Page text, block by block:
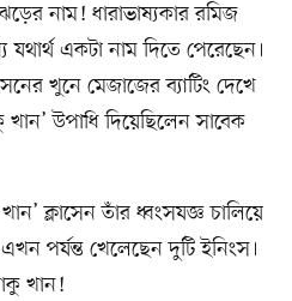
নাম! ধারাভাষ্যকার রমিজ
একটা নাম দিতে পেরেছেন।
খুনে মেজাজের ব্যাটিং দেখে
উপাধি দিয়েছিলেন সাবেক
ক্লাসেন তাঁর ধ্বংসযজ্ঞ চালিয়ে
পর্যন্ত খেলেছেন দুটি ইনিংস।
খান!